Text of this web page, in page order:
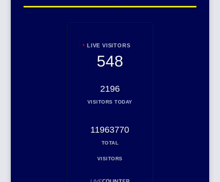
LIVE VISITORS
548
2196
VISITORS TODAY
11963770
TOTAL
VISITORS